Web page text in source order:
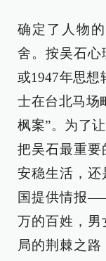
确定了人物
舍。按吴石心
或1947年思想
士在台北马场
枫案”。为了
把吴石最重
安稳生活，还
国提供情报
万的百姓，男
局的荆棘之